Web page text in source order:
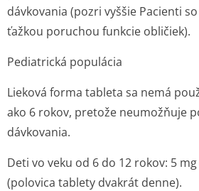
dávkovania (pozri vyššie Pacienti
ťažkou poruchou funkcie obličiek).
Pediatrická populácia
Lieková forma tableta sa nemá
ako 6 rokov, pretože neumožňuje
dávkovania.
Deti vo veku od 6 do 12 rokov: 5
(polovica tablety dvakrát denne).